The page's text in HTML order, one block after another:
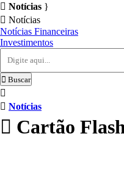
Notícias
Notícias
Notícias Financeiras
Investimentos
Buscar
Notícias
Cartão